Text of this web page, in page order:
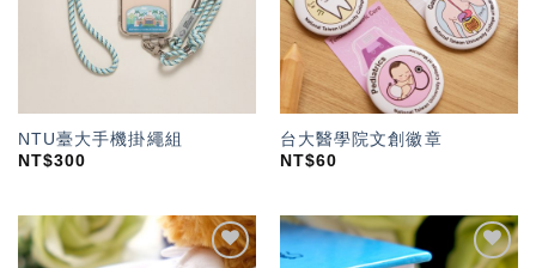
NTU臺大手機掛繩組
NT$300
台大醫學院文創徽章
NT$60